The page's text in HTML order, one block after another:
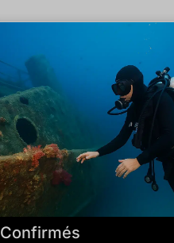
Confirmés